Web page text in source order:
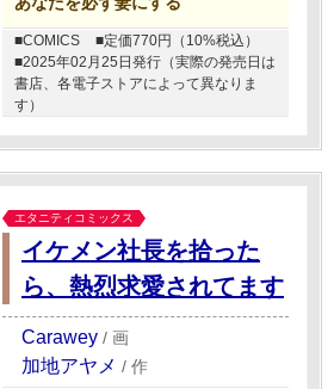
■COMICS
■定価770円（10%税込）
■2025年02月25日発行（実際の発売日は
書店、各電子ストアによって異なりま
す）
エタニティコミックス
イケメン社長を拾った
ら、熱烈求愛されてます
Carawey / 画
加地アヤメ / 作